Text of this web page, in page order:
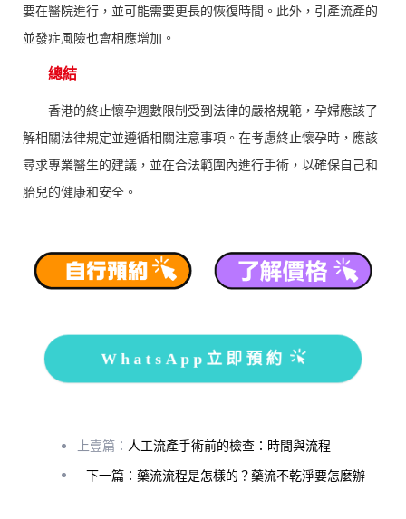
要在醫院進行，並可能需要更長的恢復時間。此外，引產流產的
並發症風險也會相應增加。
總結
香港的終止懷孕週數限制受到法律的嚴格規範，孕婦應該了
解相關法律規定並遵循相關注意事項。在考慮終止懷孕時，應該
尋求專業醫生的建議，並在合法範圍內進行手術，以確保自己和
胎兒的健康和安全。
WhatsApp立即預約
上壹篇： 人工流產手術前的檢查：時間與流程
下一篇：藥流流程是怎樣的？藥流不乾淨要怎麼辦